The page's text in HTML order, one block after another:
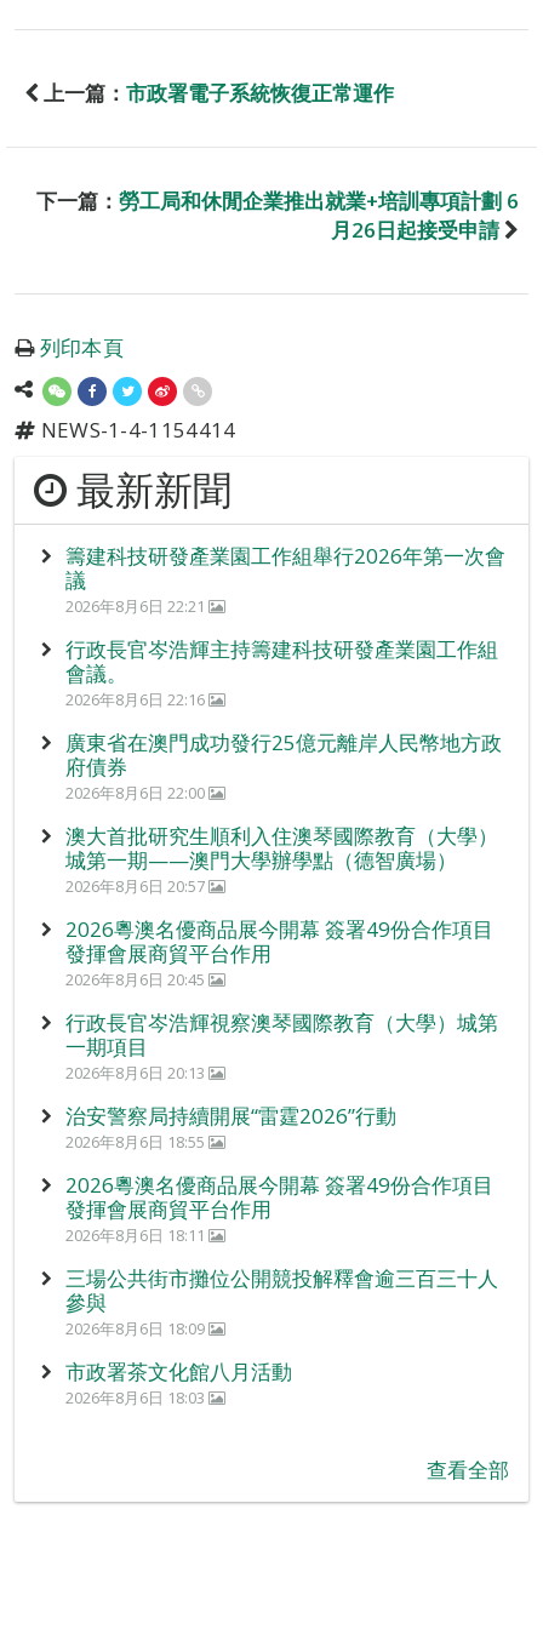
上一篇： 市政署電子系統恢復正常運作
下一篇： 勞工局和休閒企業推出就業+培訓專項計劃 6
月26日起接受申請
列印本頁
NEWS-1-4-1154414
最新新聞
籌建科技研發產業園工作組舉行2026年第一次會
議
2026年8月6日 22:21
行政長官岑浩輝主持籌建科技研發產業園工作組
會議。
2026年8月6日 22:16
廣東省在澳門成功發行25億元離岸人民幣地方政
府債券
2026年8月6日 22:00
澳大首批研究生順利入住澳琴國際教育（大學）
城第一期——澳門大學辦學點（德智廣場）
2026年8月6日 20:57
2026粵澳名優商品展今開幕 簽署49份合作項目
發揮會展商貿平台作用
2026年8月6日 20:45
行政長官岑浩輝視察澳琴國際教育（大學）城第
一期項目
2026年8月6日 20:13
治安警察局持續開展“雷霆2026”行動
2026年8月6日 18:55
2026粵澳名優商品展今開幕 簽署49份合作項目
發揮會展商貿平台作用
2026年8月6日 18:11
三場公共街市攤位公開競投解釋會逾三百三十人
參與
2026年8月6日 18:09
市政署茶文化館八月活動
2026年8月6日 18:03
查看全部